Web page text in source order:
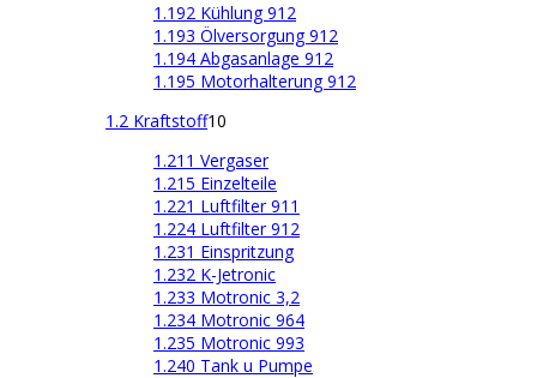
1.192 Kühlung 912
1.193 Ölversorgung 912
1.194 Abgasanlage 912
1.195 Motorhalterung 912
1.2 Kraftstoff10
1.211 Vergaser
1.215 Einzelteile
1.221 Luftfilter 911
1.224 Luftfilter 912
1.231 Einspritzung
1.232 K-Jetronic
1.233 Motronic 3,2
1.234 Motronic 964
1.235 Motronic 993
1.240 Tank u Pumpe